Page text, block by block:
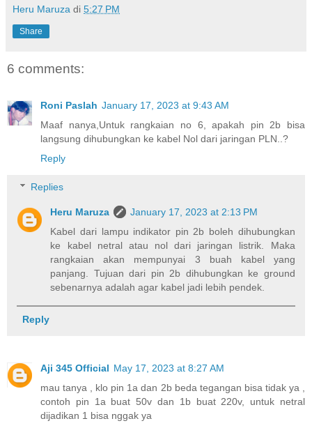
Heru Maruza di 5:27 PM
Share
6 comments:
Roni Paslah January 17, 2023 at 9:43 AM
Maaf nanya,Untuk rangkaian no 6, apakah pin 2b bisa
langsung dihubungkan ke kabel Nol dari jaringan PLN..?
Reply
Replies
Heru Maruza
January 17, 2023 at 2:13 PM
Kabel dari lampu indikator pin 2b boleh dihubungkan
ke kabel netral atau nol dari jaringan listrik. Maka
rangkaian akan mempunyai 3 buah kabel yang
panjang. Tujuan dari pin 2b dihubungkan ke ground
sebenarnya adalah agar kabel jadi lebih pendek.
Reply
Aji 345 Official May 17, 2023 at 8:27 AM
mau tanya , klo pin 1a dan 2b beda tegangan bisa tidak ya ,
contoh pin 1a buat 50v dan 1b buat 220v, untuk netral
dijadikan 1 bisa nggak ya